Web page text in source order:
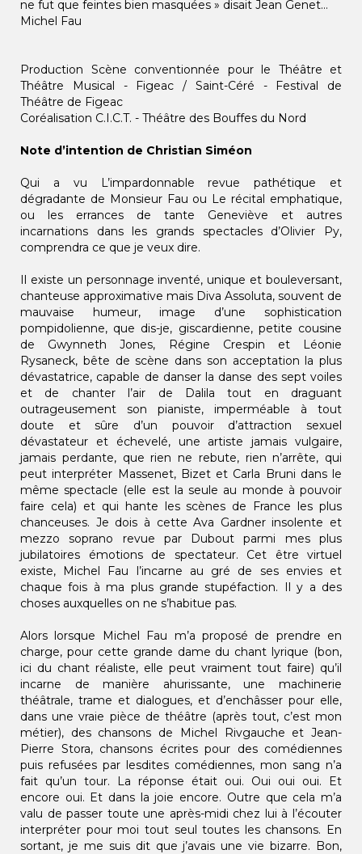
ne fut que feintes bien masquées » disait Jean Genet…
Michel Fau
Production Scène conventionnée pour le Théâtre et
Théâtre Musical - Figeac / Saint-Céré - Festival de
Théâtre de Figeac
Coréalisation C.I.C.T. - Théâtre des Bouffes du Nord
Note d’intention de Christian Siméon
Qui a vu L’impardonnable revue pathétique et
dégradante de Monsieur Fau ou Le récital emphatique,
ou les errances de tante Geneviève et autres
incarnations dans les grands spectacles d’Olivier Py,
comprendra ce que je veux dire.
Il existe un personnage inventé, unique et bouleversant,
chanteuse approximative mais Diva Assoluta, souvent de
mauvaise humeur, image d’une sophistication
pompidolienne, que dis-je, giscardienne, petite cousine
de Gwynneth Jones, Régine Crespin et Léonie
Rysaneck, bête de scène dans son acceptation la plus
dévastatrice, capable de danser la danse des sept voiles
et de chanter l’air de Dalila tout en draguant
outrageusement son pianiste, imperméable à tout
doute et sûre d’un pouvoir d’attraction sexuel
dévastateur et échevelé, une artiste jamais vulgaire,
jamais perdante, que rien ne rebute, rien n’arrête, qui
peut interpréter Massenet, Bizet et Carla Bruni dans le
même spectacle (elle est la seule au monde à pouvoir
faire cela) et qui hante les scènes de France les plus
chanceuses. Je dois à cette Ava Gardner insolente et
mezzo soprano revue par Dubout parmi mes plus
jubilatoires émotions de spectateur. Cet être virtuel
existe, Michel Fau l’incarne au gré de ses envies et
chaque fois à ma plus grande stupéfaction. Il y a des
choses auxquelles on ne s’habitue pas.
Alors lorsque Michel Fau m’a proposé de prendre en
charge, pour cette grande dame du chant lyrique (bon,
ici du chant réaliste, elle peut vraiment tout faire) qu’il
incarne de manière ahurissante, une machinerie
théâtrale, trame et dialogues, et d’enchâsser pour elle,
dans une vraie pièce de théâtre (après tout, c’est mon
métier), des chansons de Michel Rivgauche et Jean-
Pierre Stora, chansons écrites pour des comédiennes
puis refusées par lesdites comédiennes, mon sang n’a
fait qu’un tour. La réponse était oui. Oui oui oui. Et
encore oui. Et dans la joie encore. Outre que cela m’a
valu de passer toute une après-midi chez lui à l’écouter
interpréter pour moi tout seul toutes les chansons. En
sortant, je me suis dit que j’avais une vie bizarre. Bon,